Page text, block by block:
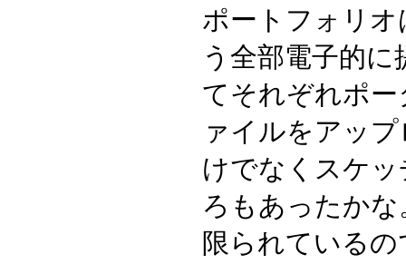
ポートフォリオ
う全部電子的
てそれぞれポ
ァイルをアッ
けでなくスケ
ろもあったか
限られている